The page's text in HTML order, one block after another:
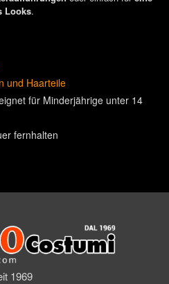
Looks.
und Haarteile
für Minderjährige unter 14
fernhalten
1969